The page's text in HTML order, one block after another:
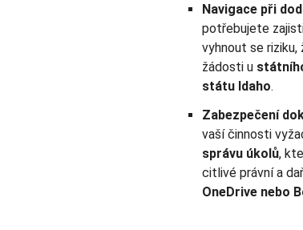
Navigace při
potřebujete
vyhnout se
žádosti u
státu Idaho.
Zabezpečení
vaší činnosti
správu úkolů,
citlivé právní a
OneDrive nebo